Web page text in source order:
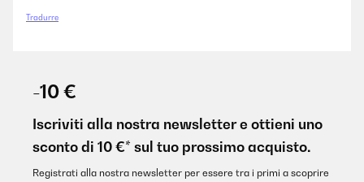
Tradurre
-10 €
Iscriviti alla nostra newsletter e ottieni uno
sconto di 10 €* sul tuo prossimo acquisto.
Registrati alla nostra newsletter per essere tra i primi a scoprire